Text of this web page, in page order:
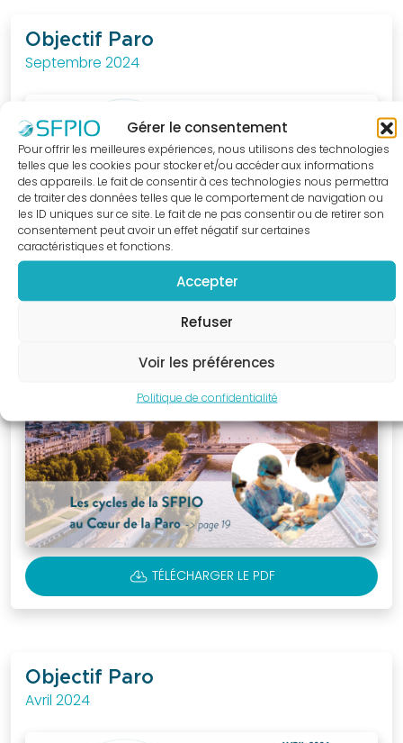
Gérer le consentement
Pour offrir les meilleures expériences, nous utilisons des technologies
telles que les cookies pour stocker et/ou accéder aux informations
des appareils. Le fait de consentir à ces technologies nous permettra
de traiter des données telles que le comportement de navigation ou
les ID uniques sur ce site. Le fait de ne pas consentir ou de retirer son
consentement peut avoir un effet négatif sur certaines
caractéristiques et fonctions.
Accepter
Refuser
Voir les préférences
Politique de confidentialité
Objectif Paro
Septembre 2024
CLOUD_DOWNLOAD TÉLÉCHARGER LE PDF
Objectif Paro
Avril 2024
quotidien.
BOUTIQUE